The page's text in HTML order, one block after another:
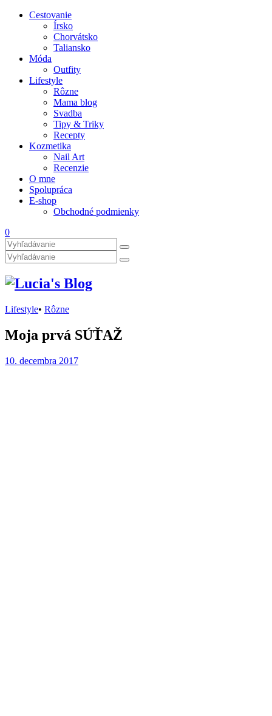
Cestovanie
Írsko
Chorvátsko
Taliansko
Móda
Outfity
Lifestyle
Rôzne
Mama blog
Svadba
Tipy & Triky
Recepty
Kozmetika
Nail Art
Recenzie
O mne
Spolupráca
E-shop
Obchodné podmienky
0
Lifestyle• Rôzne
Moja prvá SÚŤAŽ
10. decembra 2017